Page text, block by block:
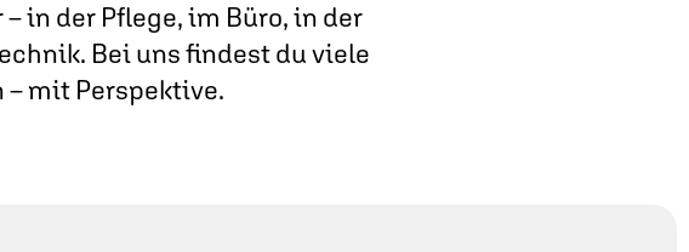
in der Pflege, im Büro, in der
Bei uns findest du viele
mit Perspektive.